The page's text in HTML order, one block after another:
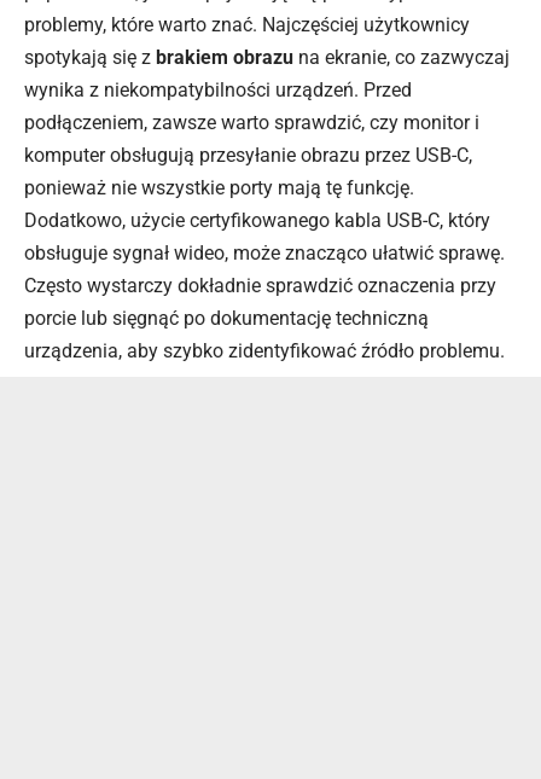
problemy, które warto znać. Najczęściej użytkownicy
spotykają się z brakiem obrazu na ekranie, co zazwyczaj
wynika z niekompatybilności urządzeń. Przed
podłączeniem, zawsze warto sprawdzić, czy monitor i
komputer obsługują przesyłanie obrazu przez USB-C,
ponieważ nie wszystkie porty mają tę funkcję.
Dodatkowo, użycie certyfikowanego kabla USB-C, który
obsługuje sygnał wideo, może znacząco ułatwić sprawę.
Często wystarczy dokładnie sprawdzić oznaczenia przy
porcie lub sięgnąć po dokumentację techniczną
urządzenia, aby szybko zidentyfikować źródło problemu.